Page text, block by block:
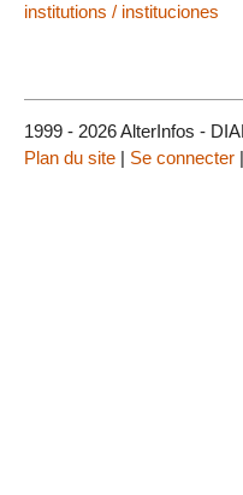
institutions / instituciones
1999 - 2026 AlterInfos -
Plan du site | Se connecter |